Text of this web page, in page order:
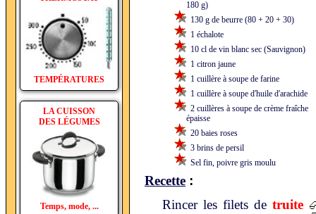
TEMPÉRATURES
LA CUISSON
DES LÉGUMES
Temps, mode, ...
180 g)
130 g de beurre (80 + 20 + 30)
1 échalote
10 cl de vin blanc sec (Sauvignon)
1 citron jaune
1 cuillère à soupe de farine
1 cuillère à soupe d'huile d'arachide
2 cuillères à soupe de crème fraîche
épaisse
20 baies roses
3 brins de persil
Sel fin, poivre gris moulu
Recette :
Rincer les filets detruite